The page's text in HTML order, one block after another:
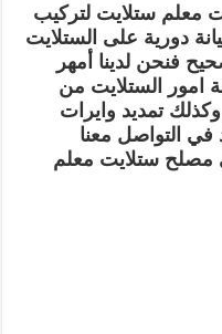
معلم ستلايت لتركيب
دورية على الستلايت
فنحن لدينا أمهر
امور الستلايت من
تمديد وايرات
في التواصل معنا
مصلح ستلايت معلم